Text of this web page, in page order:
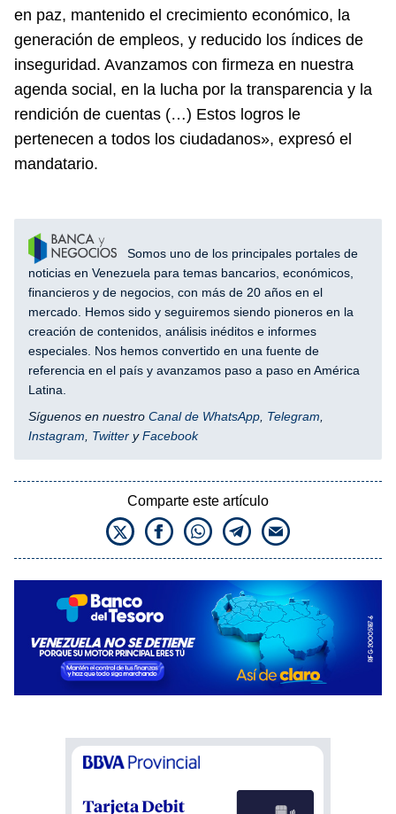
en paz, mantenido el crecimiento económico, la
generación de empleos, y reducido los índices de
inseguridad. Avanzamos con firmeza en nuestra
agenda social, en la lucha por la transparencia y la
rendición de cuentas (…) Estos logros le
pertenecen a todos los ciudadanos», expresó el
mandatario.
Somos uno de los principales portales de
noticias en Venezuela para temas bancarios, económicos,
financieros y de negocios, con más de 20 años en el
mercado. Hemos sido y seguiremos siendo pioneros en la
creación de contenidos, análisis inéditos e informes
especiales. Nos hemos convertido en una fuente de
referencia en el país y avanzamos paso a paso en América
Latina.
Síguenos en nuestro Canal de WhatsApp, Telegram,
Instagram, Twitter yFacebook
Comparte este artículo